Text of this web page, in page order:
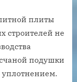
плиты
строителей не
подушки
уплотнением.